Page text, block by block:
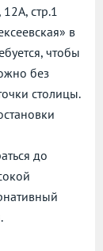
стр.1
в
чтобы
без
столицы.
до